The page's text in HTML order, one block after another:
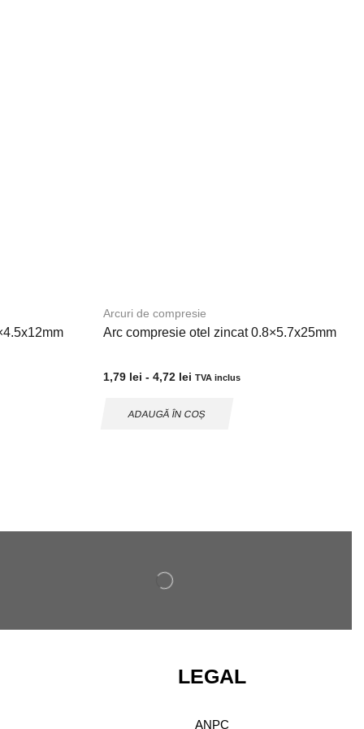
Arcuri de compresie
Arc compresie otel zincat 0.8×5.7x25mm
1,79 lei - 4,72 lei TVA inclus
ADAUGĂ ÎN COȘ
LEGAL
ANPC